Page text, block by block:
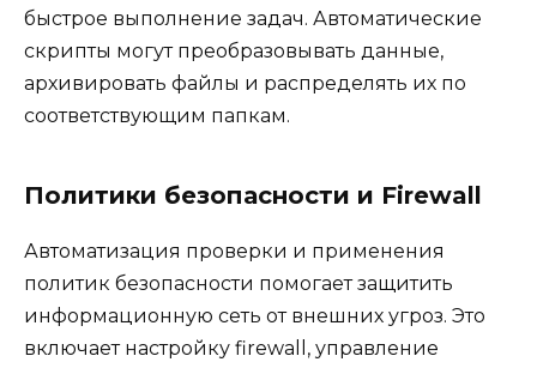
быстрое выполнение задач. Автоматические
скрипты могут преобразовывать данные,
архивировать файлы и распределять их по
соответствующим папкам.
Политики безопасности и Firewall
Автоматизация проверки и применения
политик безопасности помогает защитить
информационную сеть от внешних угроз. Это
включает настройку firewall, управление